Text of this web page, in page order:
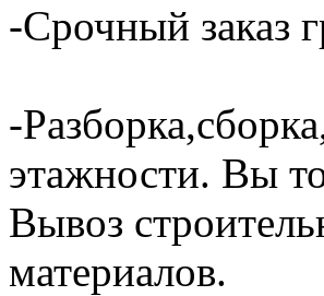
-Срочный заказ
-
этажности. Вы
Вывоз
материалов.